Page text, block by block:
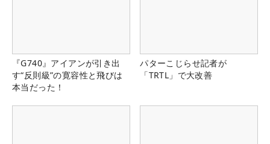
『G740』アイアンが引き出
す“反則級”の寛容性と飛びは
本当だった！
パターこじらせ記者が
「TRTL」で大改善